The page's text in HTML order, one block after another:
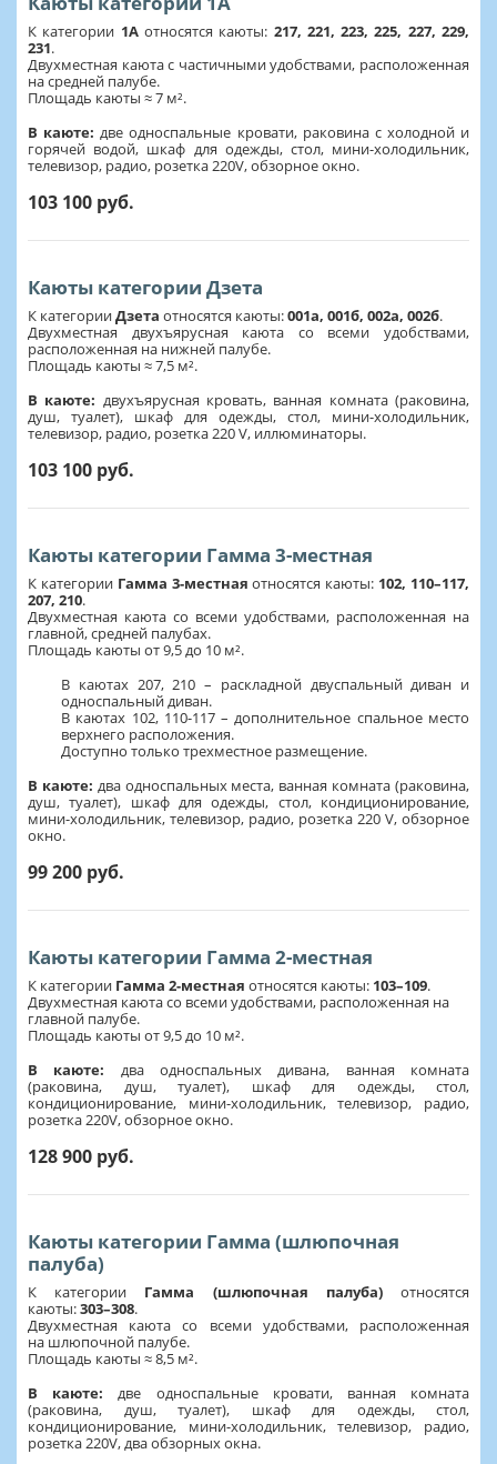
К категории 1Аотносятся каюты: 217, 221, 223, 225, 227, 229,
231.
Двухместная каюта с частичными удобствами, расположенная
на средней палубе.
Площадь каюты ≈ 7 м².
В каюте: две односпальные кровати, раковина с холодной и
горячей водой, шкаф для одежды, стол, мини-холодильник,
телевизор, радио, розетка 220V, обзорное окно.
103 100 руб.
Каюты категории Дзета
К категорииДзета относятся каюты:001а, 001б, 002а, 002б.
Двухместная двухъярусная каюта со всеми удобствами,
расположенная на нижней палубе.
Площадь каюты ≈ 7,5 м².
В каюте: двухъярусная кровать, ванная комната (раковина,
душ, туалет), шкаф для одежды, стол, мини-холодильник,
телевизор, радио, розетка 220 V, иллюминаторы.
103 100 руб.
Каюты категории Гамма 3-местная
К категории Гамма 3-местная относятся каюты: 102, 110–117,
207, 210.
Двухместная каюта со всеми удобствами, расположенная на
главной, средней палубах.
Площадь каюты от 9,5 до 10 м².
В каютах 207, 210 – раскладной двуспальный диван и
односпальный диван.
В каютах 102, 110-117 – дополнительное спальное место
верхнего расположения.
Доступно только трехместное размещение.
В каюте: два односпальных места, ванная комната (раковина,
душ, туалет), шкаф для одежды, стол, кондиционирование,
мини-холодильник, телевизор, радио, розетка 220 V, обзорное
окно.
99 200 руб.
Каюты категории Гамма 2-местная
К категории Гамма 2-местная относятся каюты: 103–109.
Двухместная каюта со всеми удобствами, расположенная на
главной палубе.
Площадь каюты от 9,5 до 10 м².
В каюте: два односпальных дивана, ванная комната
(раковина, душ, туалет), шкаф для одежды, стол,
кондиционирование, мини-холодильник, телевизор, радио,
розетка 220V, обзорное окно.
128 900 руб.
Каюты категории Гамма (шлюпочная
палуба)
К категории Гамма (шлюпочная палуба)относятся
каюты:303–308.
Двухместная каюта со всеми удобствами, расположенная
на шлюпочной палубе.
Площадь каюты ≈ 8,5 м².
В каюте: две односпальные кровати, ванная комната
(раковина, душ, туалет), шкаф для одежды, стол,
кондиционирование, мини-холодильник, телевизор, радио,
розетка 220V, два обзорных окна.